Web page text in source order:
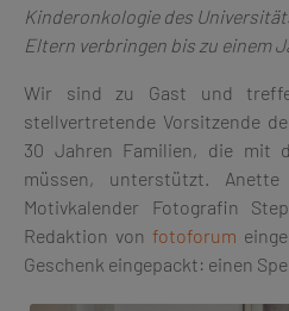
Kinderonkologie des
Eltern verbringen bis zu einem
Wir sind zu Gast und
stellvertretende Vorsitzende
30 Jahren Familien, die mit
müssen, unterstützt.
Motivkalender Fotografin
Redaktion von fotoforum
Geschenk eingepackt: einen